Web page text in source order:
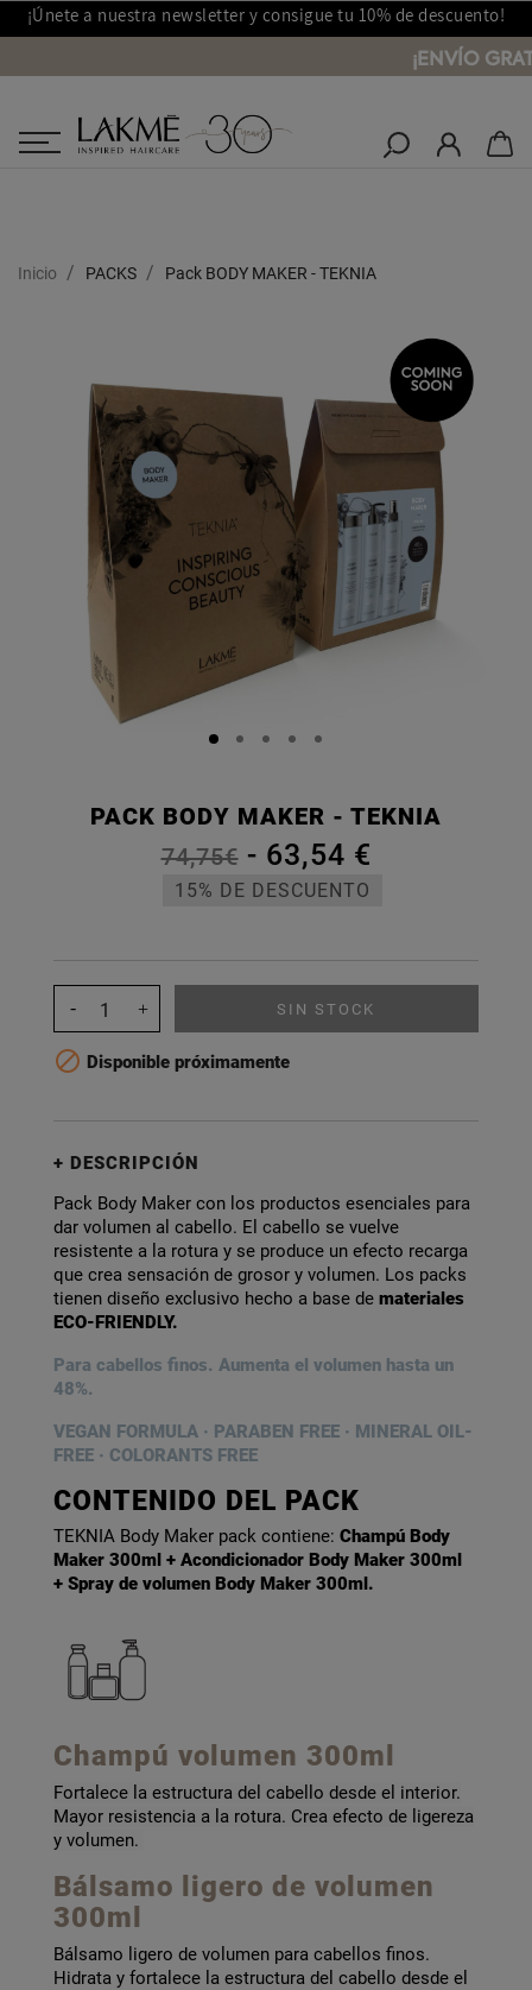
¡Únete a nuestra newsletter y consigue tu 10% de descuento!
¡ENVÍO
Salones Lakmé
Inicio PACKS Pack BODY MAKER - TEKNIA
PACK BODY MAKER - TEKNIA
74,75€- 63,54 €
15% DE DESCUENTO
SIN STOCK
 Disponible próximamente
DESCRIPCIÓN
Pack Body Maker con los productos esenciales para
dar volumen al cabello. El cabello se vuelve
resistente a la rotura y se produce un efecto recarga
que crea sensación de grosor y volumen. Los packs
tienen diseño exclusivo hecho a base de materiales
ECO-FRIENDLY.
Para cabellos finos. Aumenta el volumen hasta un
48%.
VEGAN FORMULA · PARABEN FREE · MINERAL OIL-
FREE · COLORANTS FREE
CONTENIDO DEL PACK
TEKNIA Body Maker pack contiene: Champú Body
Maker 300ml + Acondicionador Body Maker 300ml
+ Spray de volumen Body Maker 300ml.
Champú volumen 300ml
Fortalece la estructura del cabello desde el interior.
Mayor resistencia a la rotura. Crea efecto de ligereza
y volumen.
Bálsamo ligero de volumen
300ml
Bálsamo ligero de volumen para cabellos finos.
Hidrata y fortalece la estructura del cabello desde el